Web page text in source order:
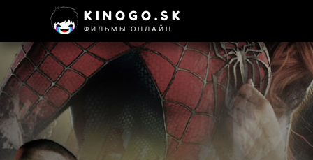
KINOGO.SK
ФИЛЬМЫ ОНЛАЙН